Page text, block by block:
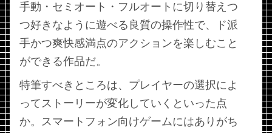
手動・セミオート・フルオートに切り替えつ
つ好きなように遊べる良質の操作性で、ド派
手かつ爽快感満点のアクションを楽しむこと
ができる作品だ。
特筆すべきところは、プレイヤーの選択によ
ってストーリーが変化していくといった点
か。スマートフォン向けゲームにはありがち